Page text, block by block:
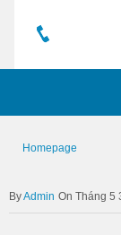
Homepage
Admin On Tháng 5